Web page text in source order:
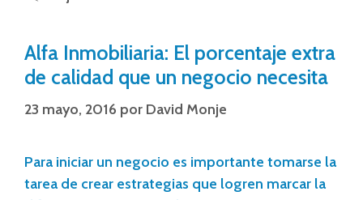
Alfa Inmobiliaria: El porcentaje extra
de calidad que un negocio necesita
23 mayo, 2016 por David Monje
Para iniciar un negocio es importante tomarse la
tarea de crear estrategias que logren marcar la